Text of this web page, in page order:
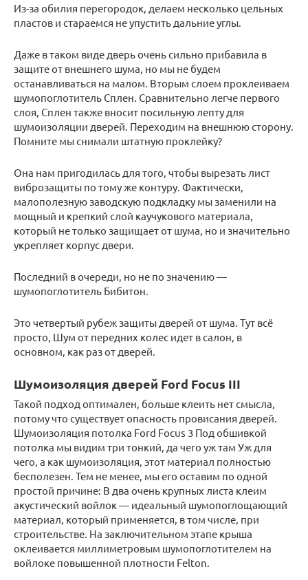
Из-за обилия перегородок, делаем несколько цельных
пластов и стараемся не упустить дальние углы.
Даже в таком виде дверь очень сильно прибавила в
защите от внешнего шума, но мы не будем
останавливаться на малом. Вторым слоем проклеиваем
шумопоглотитель Сплен. Сравнительно легче первого
слоя, Сплен также вносит посильную лепту для
шумоизоляции дверей. Переходим на внешнюю сторону.
Помните мы снимали штатную проклейку?
Она нам пригодилась для того, чтобы вырезать лист
виброзащиты по тому же контуру. Фактически,
малополезную заводскую подкладку мы заменили на
мощный и крепкий слой каучукового материала,
который не только защищает от шума, но и значительно
укрепляет корпус двери.
Последний в очереди, но не по значению —
шумопоглотитель Бибитон.
Это четвертый рубеж защиты дверей от шума. Тут всё
просто, Шум от передних колес идет в салон, в
основном, как раз от дверей.
Шумоизоляция дверей Ford Focus III
Такой подход оптимален, больше клеить нет смысла,
потому что существует опасность провисания дверей.
Шумоизоляция потолка Ford Focus 3 Под обшивкой
потолка мы видим три тонкий, да чего уж там Уж для
чего, а как шумоизоляция, этот материал полностью
бесполезен. Тем не менее, мы его оставим по одной
простой причине: В два очень крупных листа клеим
акустический войлок — идеальный шумопоглощающий
материал, который применяется, в том числе, при
строительстве. На заключительном этапе крыша
оклеивается миллиметровым шумопоглотителем на
войлоке повышенной плотности Felton.